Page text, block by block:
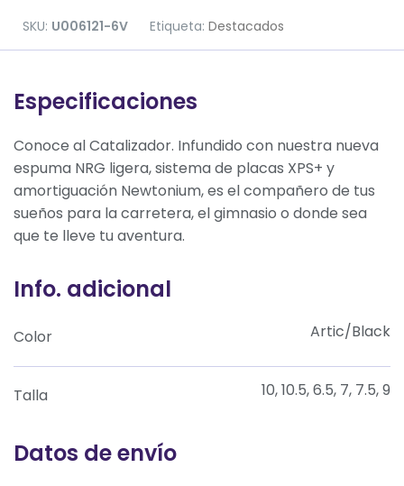
SKU: U006121-6V Etiqueta: Destacados
Especificaciones
Conoce al Catalizador. Infundido con nuestra nueva
espuma NRG ligera, sistema de placas XPS+ y
amortiguación Newtonium, es el compañero de tus
sueños para la carretera, el gimnasio o donde sea
que te lleve tu aventura.
Info. adicional
Color Artic/Black
Talla 10, 10.5, 6.5, 7, 7.5, 9
Datos de envío